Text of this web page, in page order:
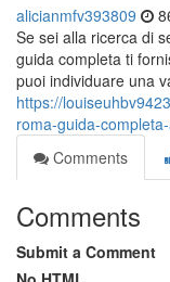
alicianmfv393809
Se sei alla ricerca di
guida completa ti
puoi individuare una
https://
roma-guida-
Comments
Comments
Submit a Comment